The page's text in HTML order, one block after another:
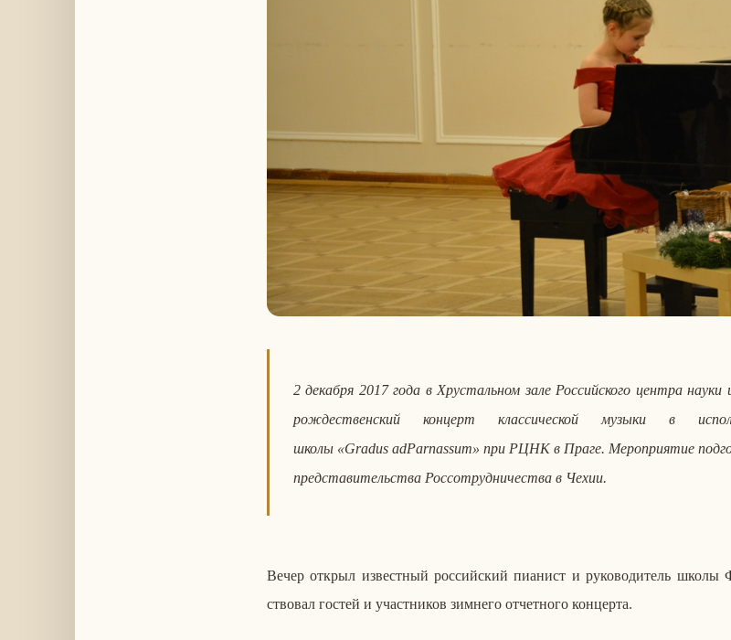
2 де­каб­ря 2017 года в Хру­сталь­ном зале Рос­сий­ско­го центра
рож­де­ствен­ский кон­церт клас­си­че­ской музыки в
школы «Gradus adParnassum» при РЦНК в Праге. Ме­ро­при­я­тие
пред­ста­ви­тель­ства Рос­со­труд­ни­че­ства в Чехии.
Вечер открыл из­вест­ный рос­сий­ский пи­а­нист и ру­ко­во­ди­тель
ство­вал гостей и участ­ни­ков зим­не­го от­чет­но­го кон­цер­та.